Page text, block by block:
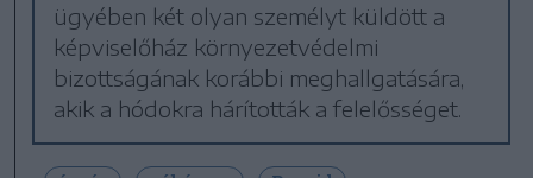
ügyében két olyan személyt küldött a
képviselőház környezetvédelmi
bizottságának korábbi meghallgatására,
akik a hódokra hárították a felelősséget.